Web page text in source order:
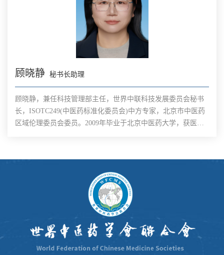
顾晓静 秘书长助理
顾晓静，兼任科技管理部主任，世界中联科技发展委员会秘书
长，ISOTC249(中医药标准化委员会)中方专家，北京市中医药
区域伦理委员会委员。2009年毕业于北京中医药大学，获医学
项目的管理工作。开展名医传承研究和中医药伦理研究，参与
了“十二五”支撑计划“名老中医经验传承研究方法与评价研究”、
国家中医药管理局“名老中医传承平台建设”等多项重大课题研
究，发表论文6篇，参编著作8部。